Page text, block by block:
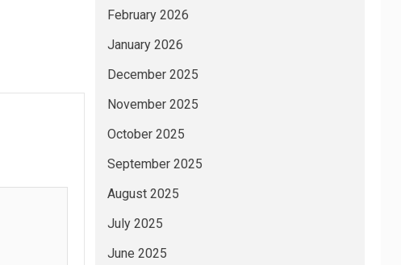
February 2026
January 2026
December 2025
November 2025
October 2025
September 2025
August 2025
July 2025
June 2025